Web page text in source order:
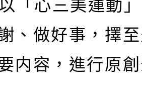
心三美運動」
、做好事，擇
内容，進行原